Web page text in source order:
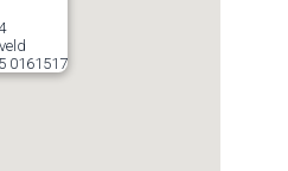
0161517